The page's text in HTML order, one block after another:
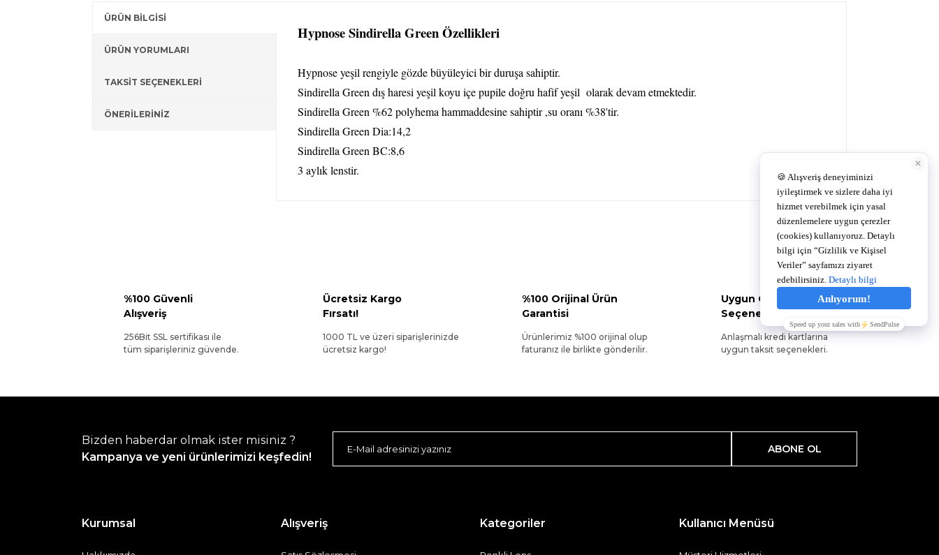
ÜRÜN BİLGİSİ
ÜRÜN YORUMLARI
TAKSİT SEÇENEKLERİ
ÖNERİLERİNİZ
Hypnose Sindirella Green Özellikleri
Hypnose yeşil rengiyle gözde büyüleyici bir duruşa sahiptir.
Sindirella Green dış haresi yeşil koyu içe pupile doğru hafif yeşil olarak devam etmektedir.
Sindirella Green %62 polyhema hammaddesine sahiptir ,su oranı %38'tir.
Sindirella Green Dia:14,2
Sindirella Green BC:8,6
3 aylık lenstir.
%100 Güvenli
Alışveriş
256Bit SSL sertifikası ile
tüm siparişleriniz güvende.
Ücretsiz Kargo
Fırsatı!
1000 TL ve üzeri siparişlerinizde
ücretsiz kargo!
%100 Orijinal Ürün
Garantisi
Ürünlerimiz %100 orijinal olup
faturanız ile birlikte gönderilir.
Uygun Ödeme
Seçenekleri
Anlaşmalı kredi kartlarına
uygun taksit seçenekleri.
Bizden haberdar olmak ister misiniz ?
Kampanya ve yeni ürünlerimizi keşfedin!
ABONE OL
Kurumsal Alışveriş Kategoriler Kullanıcı Menüsü